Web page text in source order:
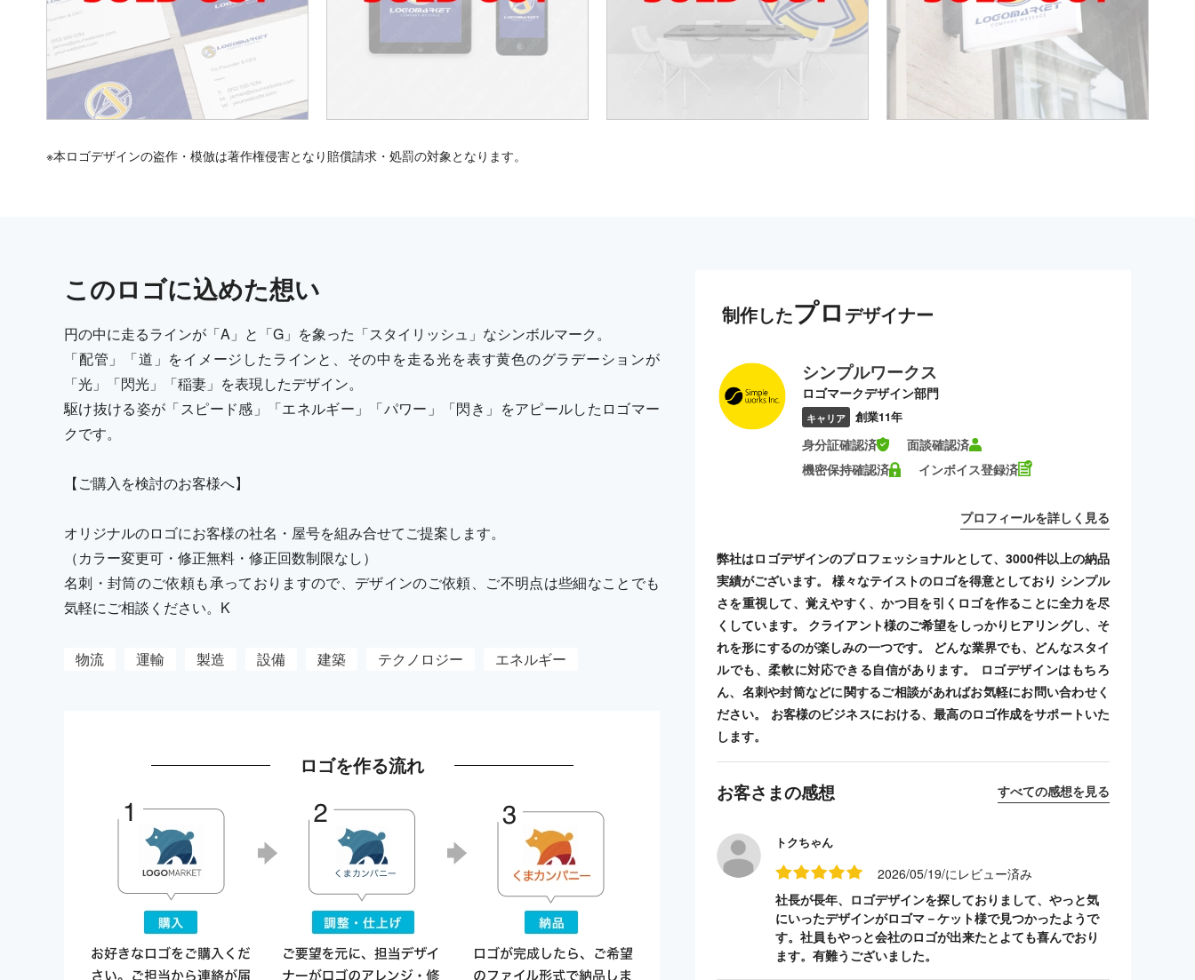
※本ロゴデザインの盗作・模倣は著作権侵害となり賠償請求・処罰の対象となります。
このロゴに込めた想い
円の中に走るラインが「A」と「G」を象った「スタイリッシュ」なシンボルマーク。
「配管」「道」をイメージしたラインと、その中を走る光を表す黄色のグラデーションが
「光」「閃光」「稲妻」を表現したデザイン。
駆け抜ける姿が「スピード感」「エネルギー」「パワー」「閃き」をアピールしたロゴマー
クです。
【ご購入を検討のお客様へ】
オリジナルのロゴにお客様の社名・屋号を組み合せてご提案します。
（カラー変更可・修正無料・修正回数制限なし）
名刺・封筒のご依頼も承っておりますので、デザインのご依頼、ご不明点は些細なことでも
気軽にご相談ください。K
物流 運輸 製造 設備 建築 テクノロジー エネルギー
ロゴを作る流れ
制作したプロ デザイナー
シンプルワークス
ロゴマークデザイン部門
キャリア 創業11年
身分証確認済
面談確認済
機密保持確認済
インボイス登録済
プロフィールを詳しく見る
弊社はロゴデザインのプロフェッショナルとして、3000件以上の納品
実績がございます。 様々なテイストのロゴを得意としており シンプル
さを重視して、覚えやすく、かつ目を引くロゴを作ることに全力を尽
くしています。 クライアント様のご希望をしっかりヒアリングし、そ
れを形にするのが楽しみの一つです。 どんな業界でも、どんなスタイ
ルでも、柔軟に対応できる自信があります。 ロゴデザインはもちろ
ん、名刺や封筒などに関するご相談があればお気軽にお問い合わせく
ださい。 お客様のビジネスにおける、最高のロゴ作成をサポートいた
します。
お客さまの感想 すべての感想を見る
トクちゃん
2026/05/19/にレビュー済み
社長が長年、ロゴデザインを探しておりまして、やっと気
にいったデザインがロゴマ－ケット様で見つかったようで
す。社員もやっと会社のロゴが出来たとよても喜んでおり
ます。有難うございました。